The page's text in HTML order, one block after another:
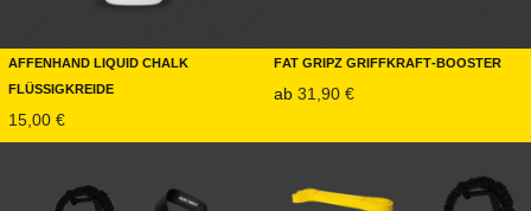
Affenhand Liquid Chalk
Flüssigkreide
15,00 €
Fat Gripz Griffkraft-Booster
ab 31,90 €